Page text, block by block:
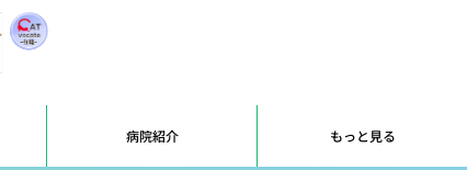
病院紹介 もっと見る